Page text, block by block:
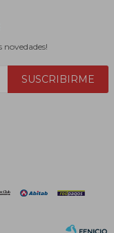
novedades!
SUSCRIBIRME